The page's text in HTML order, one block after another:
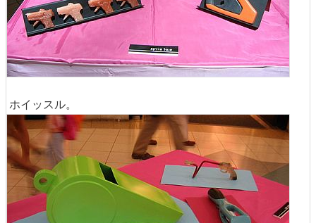
ホイッスル。